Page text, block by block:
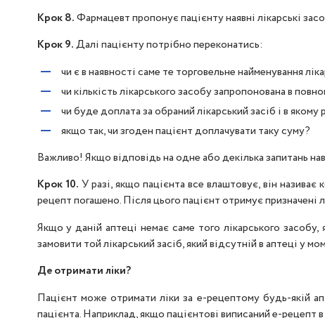
Крок 8.Фармацевт пропонує пацієнту наявні лікарські
Крок 9.Далі пацієнту потрібно переконатись:
чи є в наявності саме те торговельне найменування
чи кількість лікарського засобу запропонована в
чи буде доплата за обраний лікарський засіб і в якому
якщо так, чи згоден пацієнт доплачувати таку суму?
Важливо! Якщо відповідь на одне або декілька запитань
Крок 10. У разі, якщо пацієнта все влаштовує, він
рецепт погашено. Після цього пацієнт отримує призначені
Якщо у даній аптеці немає саме того лікарського
замовити той лікарський засіб, який відсутній в аптеці у
Де отримати ліки?
Пацієнт може отримати ліки за е-рецептому будь-якій
пацієнта. Наприклад, якщо пацієнтові виписаний е-рецепт